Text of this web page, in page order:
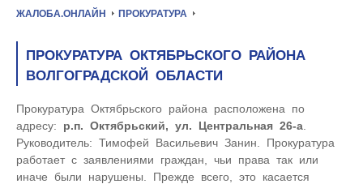
ЖАЛОБА.ОНЛАЙН ПРОКУРАТУРА
ПРОКУРАТУРА ОКТЯБРЬСКОГО РАЙОНА
ВОЛГОГРАДСКОЙ ОБЛАСТИ
Прокуратура Октябрьского района расположена по
адресу: р.п. Октябрьский, ул. Центральная 26-а
Руководитель: Тимофей Васильевич Занин. Прокуратура
работает с заявлениями граждан, чьи права так или
иначе были нарушены. Прежде всего, это касается